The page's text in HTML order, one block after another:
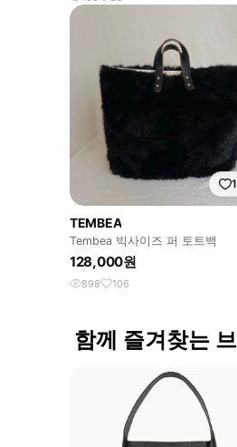
TEMBEA
Tembea 빅사이즈 퍼 토트백
128,000원
898 106
함께 즐겨찾는